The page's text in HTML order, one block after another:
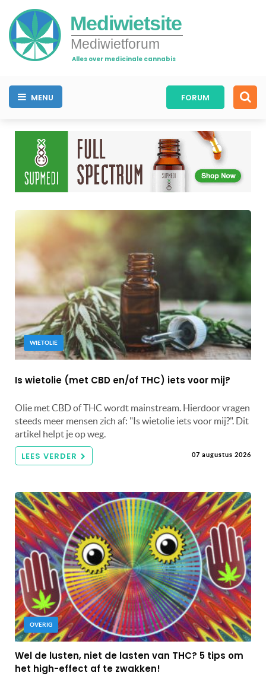
Mediwietsite
Mediwietforum
Alles over medicinale cannabis
MENU FORUM
WIETOLIE
Is wietolie (met CBD en/of THC) iets voor mij?
Olie met CBD of THC wordt mainstream. Hierdoor vragen
steeds meer mensen zich af: "Is wietolie iets voor mij?". Dit
artikel helpt je op weg.
LEES VERDER 07 augustus 2026
OVERIG
Wel de lusten, niet de lasten van THC? 5 tips om
het high-effect af te zwakken!